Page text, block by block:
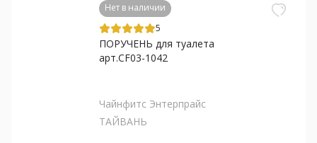
Нет в наличии
5
ПОРУЧЕНЬ для туалета
арт.CF03-1042
Чайнфитс Энтерпрайс
ТАЙВАНЬ